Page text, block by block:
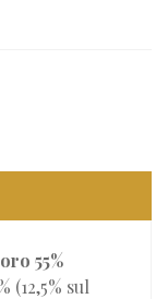
55%
(12,5% sul